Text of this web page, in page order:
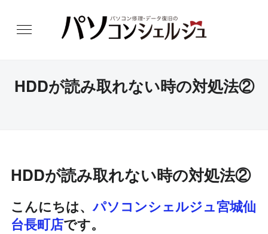
HDDが読み取れない時の対処法②
HDDが読み取れない時の対処法②
こんにちは、パソコンシェルジュ宮城仙
台長町店です。